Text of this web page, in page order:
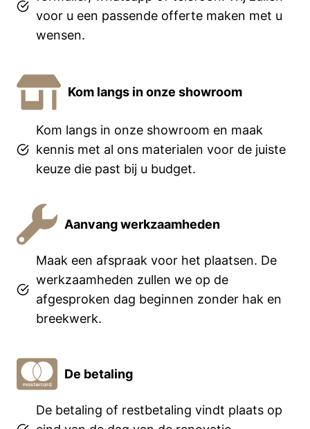
voor u een passende offerte maken met u
wensen.
Kom langs in onze showroom
Kom langs in onze showroom en maak
kennis met al ons materialen voor de juiste
keuze die past bij u budget.
Aanvang werkzaamheden
Maak een afspraak voor het plaatsen. De
werkzaamheden zullen we op de
afgesproken dag beginnen zonder hak en
breekwerk.
De betaling
De betaling of restbetaling vindt plaats op